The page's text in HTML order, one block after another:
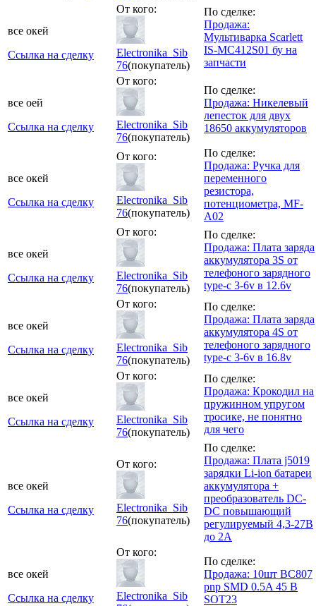
все окей
Ссылка на сделку
От кого:
Electronika_Sib
76(покупатель)
По сделке:
Продажа:
Мультиварка Scarlett
IS-MC412S01 бу на
запчасти
все оей
Ссылка на сделку
От кого:
Electronika_Sib
76(покупатель)
По сделке:
Продажа: Никелевый
лепесток для двух
18650 аккумуляторов
все окей
Ссылка на сделку
От кого:
Electronika_Sib
76(покупатель)
По сделке:
Продажа: Ручка для
переменного
резистора,
потенциометра, MF-
A02
все окей
Ссылка на сделку
От кого:
Electronika_Sib
76(покупатель)
По сделке:
Продажа: Плата заряда
аккумулятора 3S от
телефоного зарядного
type-c 3-6v в 12.6v
все окей
Ссылка на сделку
От кого:
Electronika_Sib
76(покупатель)
По сделке:
Продажа: Плата заряда
аккумулятора 4S от
телефоного зарядного
type-c 3-6v в 16.8v
все окей
Ссылка на сделку
От кого:
Electronika_Sib
76(покупатель)
По сделке:
Продажа: Крокодил на
пружинном упругом
тросике, не понятно
для чего
все окей
Ссылка на сделку
От кого:
Electronika_Sib
76(покупатель)
По сделке:
Продажа: Плата j5019
зарядки Li-ion батареи
аккумулятора +
преобразователь DC-
DC повышающий
регулируемый 4,3-27В
до 2А
все окей
Ссылка на сделку
От кого:
Electronika_Sib
По сделке:
Продажа: 10шт BC807
pnp SMD 0.5A 45 В
SOT23